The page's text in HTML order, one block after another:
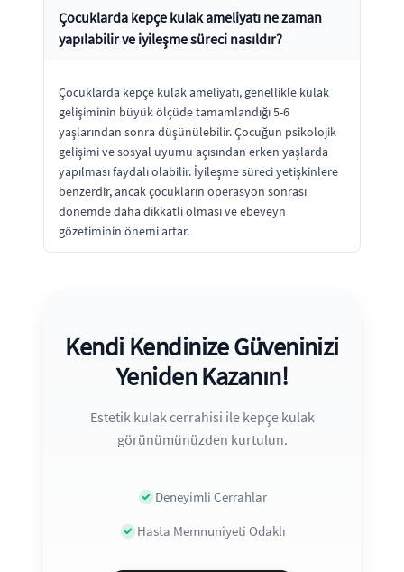
Çocuklarda kepçe kulak ameliyatı ne zaman
yapılabilir ve iyileşme süreci nasıldır?
Çocuklarda kepçe kulak ameliyatı, genellikle kulak
gelişiminin büyük ölçüde tamamlandığı 5-6
yaşlarından sonra düşünülebilir. Çocuğun psikolojik
gelişimi ve sosyal uyumu açısından erken yaşlarda
yapılması faydalı olabilir. İyileşme süreci yetişkinlere
benzerdir, ancak çocukların operasyon sonrası
dönemde daha dikkatli olması ve ebeveyn
gözetiminin önemi artar.
Kendi Kendinize Güveninizi
Yeniden Kazanın!
Estetik kulak cerrahisi ile kepçe kulak
görünümünüzden kurtulun.
Deneyimli Cerrahlar
Hasta Memnuniyeti Odaklı